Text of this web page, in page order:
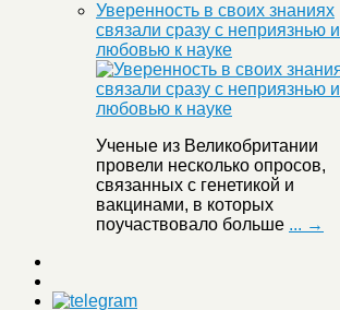
Уверенность в своих знаниях
связали сразу с неприязнью и
любовью к науке
Ученые из Великобритании
провели несколько опросов,
связанных с генетикой и
вакцинами, в которых
поучаствовало больше ... →